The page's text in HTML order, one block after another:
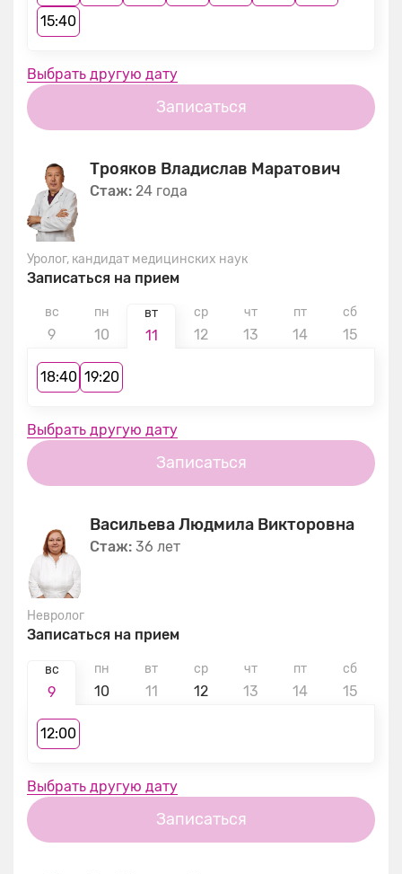
15:40
Выбрать другую дату
Записаться
Трояков Владислав Маратович
Стаж: 24 года
Уролог, кандидат медицинских наук
Записаться на прием
вс
9
пн
10
вт
11
ср
12
чт
13
пт
14
сб
15
18:40 19:20
Выбрать другую дату
Записаться
Васильева Людмила Викторовна
Стаж: 36 лет
Невролог
Записаться на прием
вс
9
пн
10
вт
11
ср
12
чт
13
пт
14
сб
15
12:00
Выбрать другую дату
Записаться